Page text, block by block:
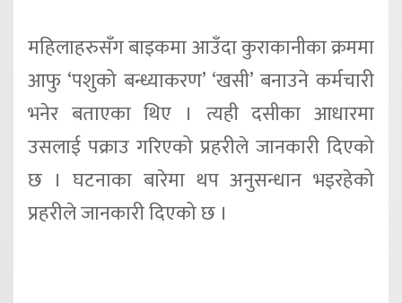
महिलाहरुसँग बाइकमा आउँदा कुराकानीका क्रममा
आफु ‘पशुको बन्ध्याकरण’ ‘खसी’ बनाउने कर्मचारी
भनेर बताएका थिए । त्यही दसीका आधारमा
उसलाई पक्राउ गरिएको प्रहरीले जानकारी दिएको
छ । घटनाका बारेमा थप अनुसन्धान भइरहेको
प्रहरीले जानकारी दिएको छ ।